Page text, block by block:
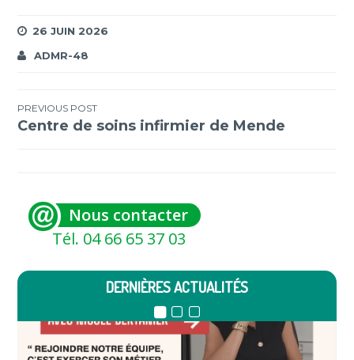
26 JUIN 2026
ADMR-48
Navigation
PREVIOUS POST
Centre de soins infirmier de Mende
Nous contacter
Tél. 04 66 65 37 03
DERNIÈRES ACTUALITÉS